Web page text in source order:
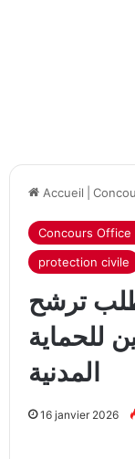
Accueil
Concours Office
protection civile
ترشح
للحماية
المدنية
16 janvier 2026